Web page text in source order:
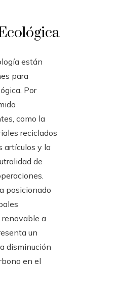
están
para
Por
como la
reciclados
artículos y la
de
posicionado
renovable a
un
disminución
en el